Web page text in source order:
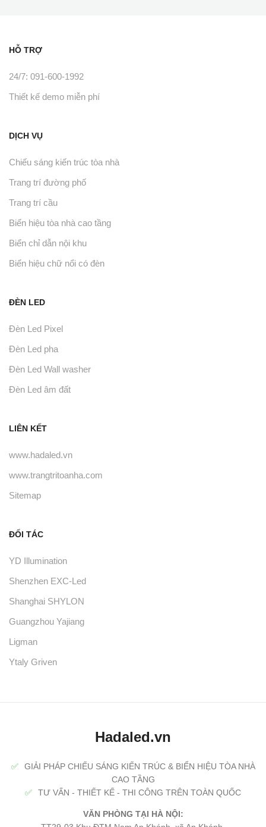
HỖ TRỢ
24/7: 091-600-1992
Thiết kế demo miễn phí
DỊCH VỤ
Chiếu sáng kiến trúc tòa nhà
Trang trí đường phố
Trang trí cầu
Biển hiệu tòa nhà cao tầng
Biển chỉ dẫn nội khu
Biển hiệu chữ nổi có đèn
ĐÈN LED
Đèn Led Pixel
Đèn Led pha
Đèn Led Wall washer
Đèn Led âm đất
LIÊN KẾT
www.hadaled.vn
www.trangtritoanha.com
Sitemap
ĐỐI TÁC
YD Illumination
Shenzhen EXC-Led
Shanghai SHYLON
Guangzhou Yajiang
Ligman
Ytaly Griven
Hadaled.vn
✅
GIẢI PHÁP CHIẾU SÁNG KIẾN TRÚC & BIỂN HIỆU TÒA NHÀ
CAO TẦNG
✅
TƯ VẤN - THIẾT KẾ - THI CÔNG TRÊN TOÀN QUỐC
VĂN PHÒNG TẠI HÀ NỘI: